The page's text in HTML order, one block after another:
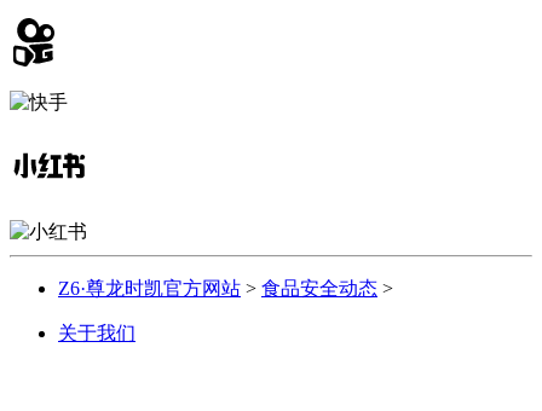
Z6·尊龙时凯官方网站 > 食品安全动态 >
关于我们